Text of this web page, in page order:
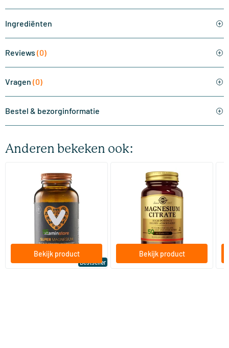
Ingrediënten
Reviews (0)
Vragen (0)
Bestel & bezorginformatie
Anderen bekeken ook:
Bestseller
(510)
Super Magnesium
60/​120 tabletten
Vitaminstore
95
Bekijk product
(287)
Magnesium Citrate
(Magnesium Citraat)
60/​120 tabletten
Solgar Vitamins
16.50
Bekijk product